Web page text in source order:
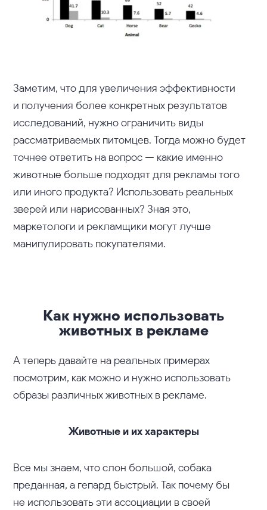
Заметим, что для увеличения эффективности
и получения более конкретных результатов
исследований, нужно ограничить виды
рассматриваемых питомцев. Тогда можно будет
точнее ответить на вопрос — какие именно
животные больше подходят для рекламы того
или иного продукта? Использовать реальных
зверей или нарисованных? Зная это,
маркетологи и рекламщики могут лучше
манипулировать покупателями.
Как нужно использовать
животных в рекламе
А теперь давайте на реальных примерах
посмотрим, как можно и нужно использовать
образы различных животных в рекламе.
Животные и их характеры
Все мы знаем, что слон большой, собака
преданная, а гепард быстрый. Так почему бы
не использовать эти ассоциации в своей